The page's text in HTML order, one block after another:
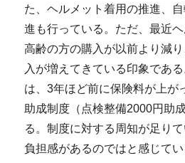
た、ヘルメット着用の推進、
進も行っている。ただ、最近
高齢の方の購入が以前より減
入が増えてきている印象であ
は、3年ほど前に保険料が上が
助成制度（点検整備2000円助
る。制度に対する周知が足り
負担感があるのではと感じてい